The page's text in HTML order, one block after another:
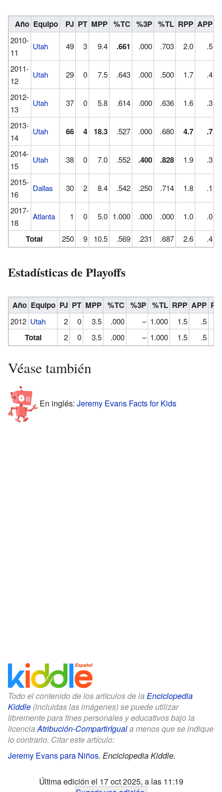
Año Equipo PJ PT MPP %TC %3P %TL RPP APP
2010-
11
Utah 49 3 9.4 .661 .000 .703 2.0 .5
2011-
12
Utah 29 0 7.5 .643 .000 .500 1.7 .4
2012-
13
Utah 37 0 5.8 .614 .000 .636 1.6 .3
2013-
14
Utah 66 4 18.3 .527 .000 .680 4.7 .7
2014-
15
Utah 38 0 7.0 .552 .400 .828 1.9 .3
2015-
16
Dallas 30 2 8.4 .542 .250 .714 1.8 .1
2017-
18
Atlanta 1 0 5.0 1.000 .000 .000 1.0 .0
Total 250 9 10.5 .569 .231 .687 2.6 .4
Estadísticas de Playoffs
Año Equipo PJ PT MPP %TC %3P %TL RPP APP
2012 Utah 2 0 3.5 .000 – 1.000 1.5 .5
Total 2 0 3.5 .000 – 1.000 1.5 .5
Véase también
En inglés: Jeremy Evans Facts for Kids
Todo el contenido de los artículos de la Enciclopedia
Kiddle (incluidas las imágenes) se puede utilizar
libremente para fines personales y educativos bajo la
licenciaAtribución-CompartirIguala menos que se indique
lo contrario. Citar este artículo:
Jeremy Evans para Niños. Enciclopedia Kiddle.
Última edición el 17 oct 2025, a las 11:19